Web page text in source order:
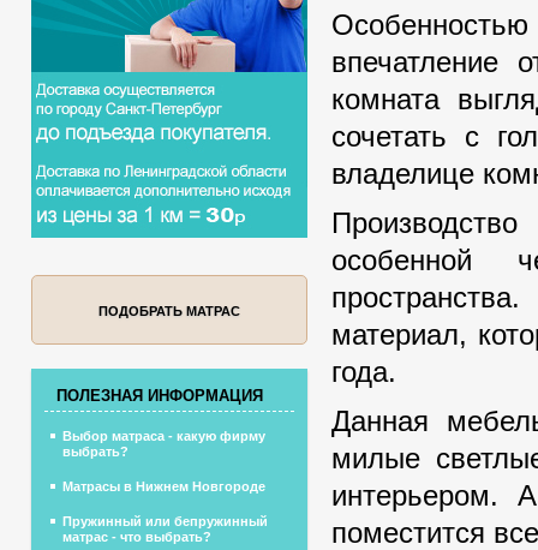
впечатление
комната
сочетать с
владелице
особенной
материал,
года.
Данная
милые
интерьером.
поместится
ПОДОБРАТЬ МАТРАС
ПОЛЕЗНАЯ ИНФОРМАЦИЯ
Выбор матраса - какую фирму
выбрать?
Матрасы в Нижнем Новгороде
Пружинный или бепружинный
матрас - что выбрать?